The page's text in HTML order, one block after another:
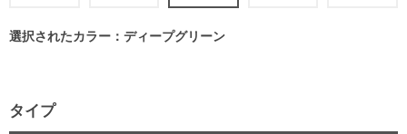
選択されたカラー：ディープグリーン
タイプ